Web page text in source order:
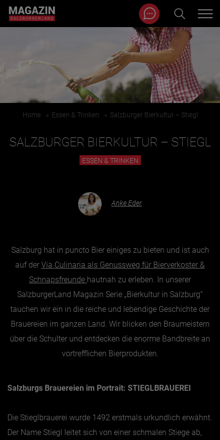
BEITRÄGE IN MEINER NÄHE
Essen & Trinken
Outdoor & Sport
Gesundheit
Nachhaltigkeit
Hotel & Reise
BEITRÄGE NACH MONAT
Magazin durchsuchen...
Home » Essen & Trinken » Salzburger Bierkultur – Stiegl
SALZBURGER BIERKULTUR – STIEGL
ESSEN & TRINKEN
Anke Eder
Salzburg hat in puncto Bier einiges zu bieten und ist auch
auf der Via Culinaria als Genussweg für Bierverkoster &
Schnapsfreunde hautnah zu erleben. In unserer
SalzburgerLand Magazin Serie „Bierkultur in Salzburg“
tauchen wir ein in die reiche und lebendige Geschichte der
Brauereien im ganzen Land. Wir blicken den Braumeistern
über die Schulter und entdecken die enorme Bandbreite an
vortrefflichen Bierprodukten.
Salzburgs Brauereien im Portrait: STIEGLBRAUEREI
Die Stieglbrauerei wurde 1492 erstmals urkundlich erwähnt.
Der Name Stiegl leitet sich von einer schmalen Stiege ab,